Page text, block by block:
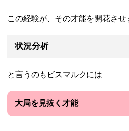
この経験が、その才能を開花させ
状況分析
と言うのもビスマルクには
大局を見抜く才能